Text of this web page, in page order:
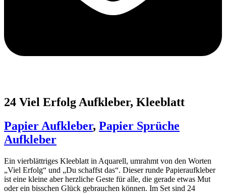
24 Viel Erfolg Aufkleber, Kleeblatt
Papier Aufkleber, Papier Sprüche
Aufkleber
Ein vierblättriges Kleeblatt in Aquarell, umrahmt von den Worten
„Viel Erfolg“ und „Du schaffst das“. Dieser runde Papieraufkleber
ist eine kleine aber herzliche Geste für alle, die gerade etwas Mut
oder ein bisschen Glück gebrauchen können. Im Set sind 24